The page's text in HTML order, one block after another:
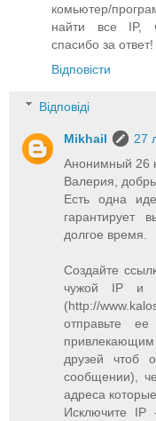
комьютер/
найти все IP,
спасибо за
Відповісти
Відповіді
Mikhail
27
Анонимный 26
Валерия,
Есть одна
гарантирует
долгое время.
Создайте
чужой IP и
(http://
отправьте
друзей чтоб
сообщении),
адреса
Исключите